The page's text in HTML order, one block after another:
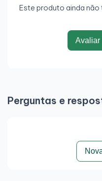
Este produto ainda não
Avaliar
Perguntas e